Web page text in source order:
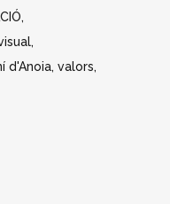
d'Anoia valors